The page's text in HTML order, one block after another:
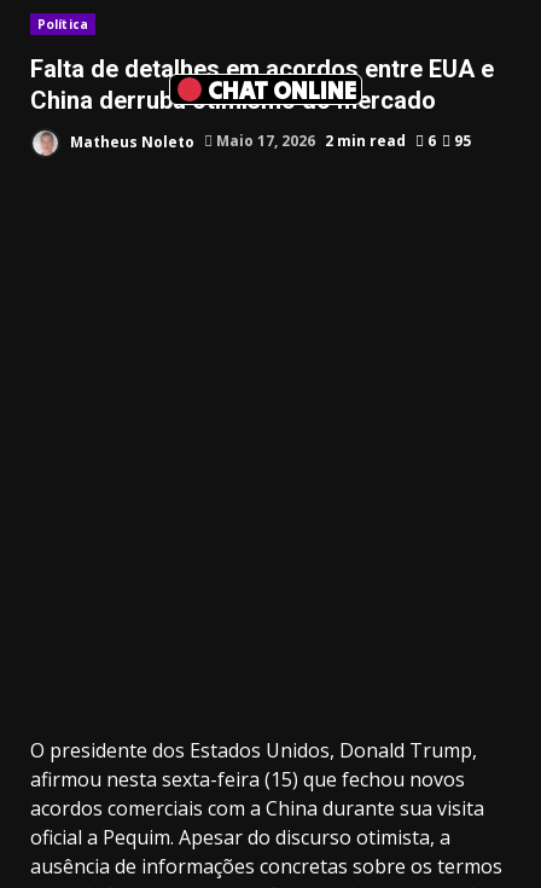
CHAT ONLINE
Política
Falta de detalhes em acordos entre EUA e
China derruba otimismo do mercado
Matheus Noleto Maio 17, 2026 2 min read 6 95
O presidente dos Estados Unidos, Donald Trump,
afirmou nesta sexta-feira (15) que fechou novos
acordos comerciais com a China durante sua visita
oficial a Pequim. Apesar do discurso otimista, a
ausência de informações concretas sobre os termos